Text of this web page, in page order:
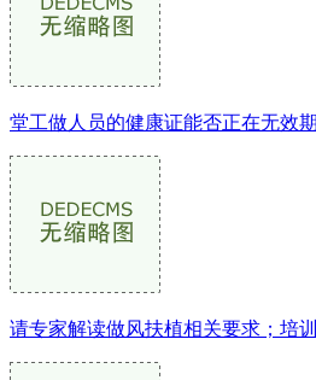
堂工做人员的健康证能否正在无效
请专家解读做风扶植相关要求；培